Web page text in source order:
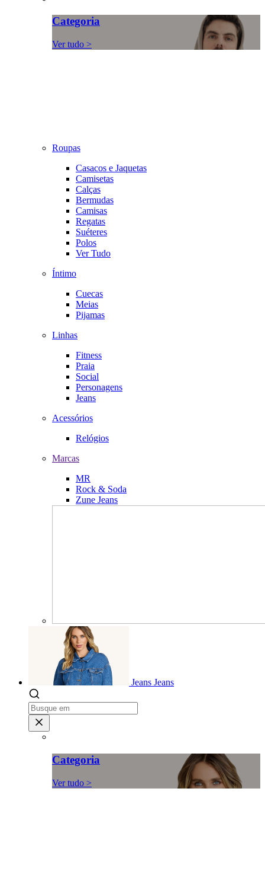
Categoria
Ver tudo >
Roupas
Casacos e Jaquetas
Camisetas
Calças
Bermudas
Camisas
Regatas
Suéteres
Polos
Ver Tudo
Íntimo
Cuecas
Meias
Pijamas
Linhas
Fitness
Praia
Social
Personagens
Jeans
Acessórios
Relógios
Marcas
MR
Rock & Soda
Zune Jeans
Jeans Jeans
Categoria
Ver tudo >